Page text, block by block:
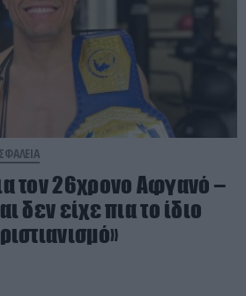
τον 26χρονο Αφγανό –
δεν είχε πια το ίδιο